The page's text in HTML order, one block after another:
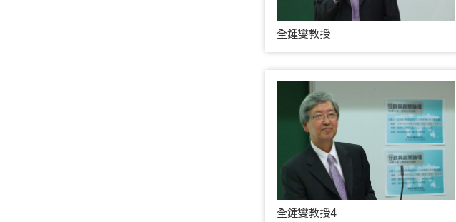
全鍾燮教授
全鍾燮教授4